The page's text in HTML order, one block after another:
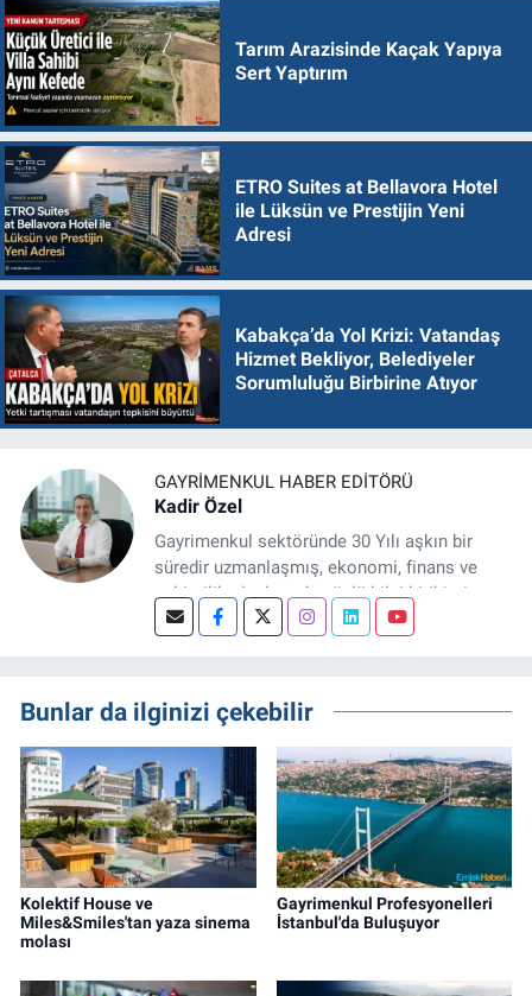
Tarım Arazisinde Kaçak Yapıya
Sert Yaptırım
ETRO Suites at Bellavora Hotel
ile Lüksün ve Prestijin Yeni
Adresi
Kabakça’da Yol Krizi: Vatandaş
Hizmet Bekliyor, Belediyeler
Sorumluluğu Birbirine Atıyor
GAYRIMENKUL HABER EDITÖRÜ
Kadir Özel
Gayrimenkul sektöründe 30 Yılı aşkın bir
süredir uzmanlaşmış, ekonomi, finans ve
şehircilik alanlarında güçlü bilgi birikimine
sahip, dijital medya odaklı deneyimli bir
projeleri üzerine haber, analiz ve özel
dosyalar hazırlama konusunda yetkinim.
Bunlar da ilginizi çekebilir
Kolektif House ve
Miles&Smiles'tan yaza sinema
molası
Gayrimenkul Profesyonelleri
İstanbul'da Buluşuyor